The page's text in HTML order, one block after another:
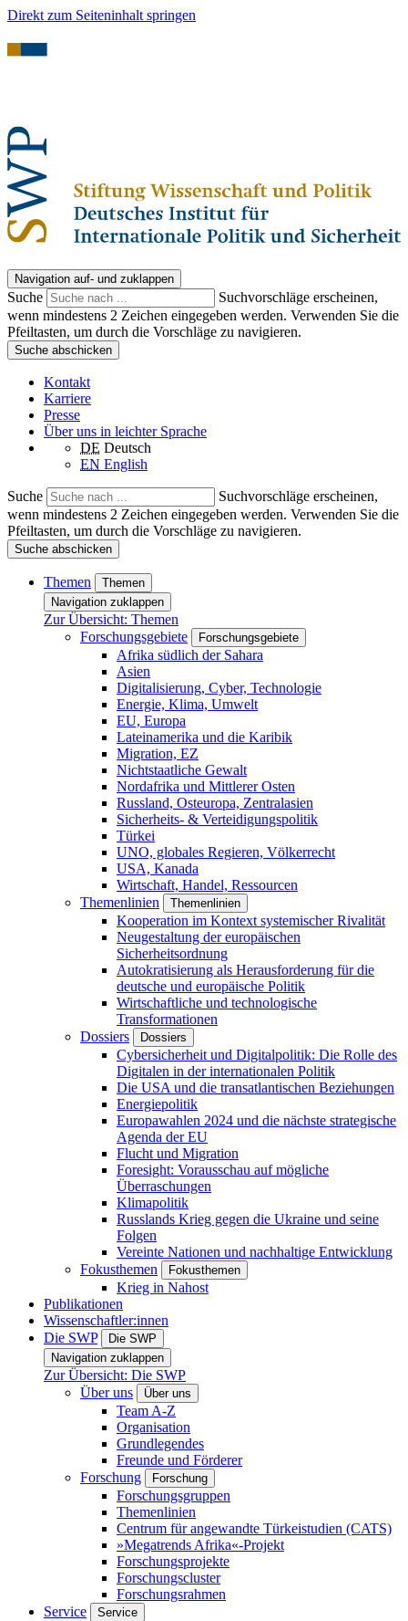
Direkt zum Seiteninhalt springen
Navigation auf- und zuklappen
Suche
Suchvorschläge erscheinen,
wenn mindestens 2 Zeichen eingegeben werden. Verwenden Sie die
Pfeiltasten, um durch die Vorschläge zu navigieren.
Suche abschicken
Kontakt
Karriere
Presse
Über uns in leichter Sprache
DE Deutsch
EN English
Suche
Suchvorschläge erscheinen,
wenn mindestens 2 Zeichen eingegeben werden. Verwenden Sie die
Pfeiltasten, um durch die Vorschläge zu navigieren.
Suche abschicken
Themen
Themen
Navigation zuklappen
Zur Übersicht: Themen
Forschungsgebiete
Forschungsgebiete
Afrika südlich der Sahara
Asien
Digitalisierung, Cyber, Technologie
Energie, Klima, Umwelt
EU, Europa
Lateinamerika und die Karibik
Migration, EZ
Nichtstaatliche Gewalt
Nordafrika und Mittlerer Osten
Russland, Osteuropa, Zentralasien
Sicherheits- & Verteidigungspolitik
Türkei
UNO, globales Regieren, Völkerrecht
USA, Kanada
Wirtschaft, Handel, Ressourcen
Themenlinien
Themenlinien
Kooperation im Kontext systemischer Rivalität
Neugestaltung der europäischen
Sicherheitsordnung
Autokratisierung als Herausforderung für die
deutsche und europäische Politik
Wirtschaftliche und technologische
Transformationen
Dossiers
Dossiers
Cybersicherheit und Digitalpolitik: Die Rolle des
Digitalen in der internationalen Politik
Die USA und die transatlantischen Beziehungen
Energiepolitik
Europawahlen 2024 und die nächste strategische
Agenda der EU
Flucht und Migration
Foresight: Vorausschau auf mögliche
Überraschungen
Klimapolitik
Russlands Krieg gegen die Ukraine und seine
Folgen
Vereinte Nationen und nachhaltige Entwicklung
Fokusthemen
Fokusthemen
Krieg in Nahost
Publikationen
Wissenschaftler:innen
Die SWP
Die SWP
Navigation zuklappen
Zur Übersicht: Die SWP
Über uns
Über uns
Team A-Z
Organisation
Grundlegendes
Freunde und Förderer
Forschung
Forschung
Forschungsgruppen
Themenlinien
Centrum für angewandte Türkeistudien (CATS)
»Megatrends Afrika«-Projekt
Forschungsprojekte
Forschungscluster
Forschungsrahmen
Service
Service